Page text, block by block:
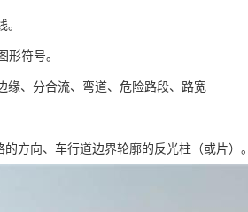
形符号。
缘、分合流、弯道、危险路段、路宽
方向、车行道边界轮廓的反光柱（或片）。